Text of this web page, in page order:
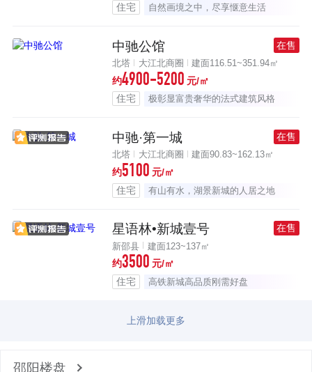
住宅
自然画境之中，尽享惬意生活
中驰公馆 在售
北塔 大江北商圈 建面116.51~351.94㎡
约4900-5200 元/㎡
住宅
极彰显富贵奢华的法式建筑风格
中驰·第一城 在售
北塔 大江北商圈 建面90.83~162.13㎡
约5100 元/㎡
住宅
有山有水，湖景新城的人居之地
星语林•新城壹号 在售
新邵县 建面123~137㎡
约3500 元/㎡
住宅
高铁新城高品质刚需好盘
上滑加载更多
邵阳楼盘